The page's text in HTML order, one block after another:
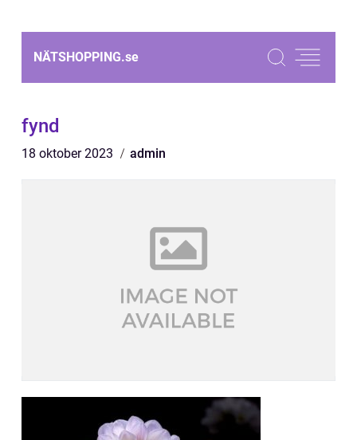
NÄTSHOPPING.se
fynd
18 oktober 2023 admin